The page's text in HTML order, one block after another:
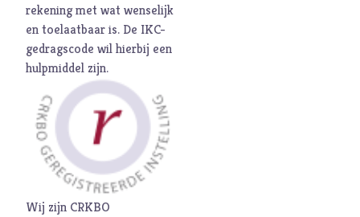
rekening met wat wenselijk
en toelaatbaar is. De IKC-
gedragscode wil hierbij een
hulpmiddel zijn.
Wij zijn CRKBO